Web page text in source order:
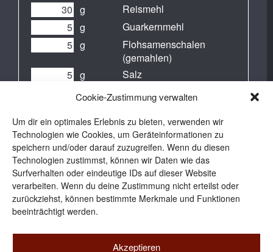
Cookie-Zustimmung verwalten
Um dir ein optimales Erlebnis zu bieten, verwenden wir
Technologien wie Cookies, um Geräteinformationen zu
speichern und/oder darauf zuzugreifen. Wenn du diesen
Technologien zustimmst, können wir Daten wie das
Surfverhalten oder eindeutige IDs auf dieser Website
verarbeiten. Wenn du deine Zustimmung nicht erteilst oder
zurückziehst, können bestimmte Merkmale und Funktionen
beeinträchtigt werden.
Akzeptieren
g
Reismehl
g
Guarkernmehl
g
Flohsamenschalen
(gemahlen)
g
Salz
g
BallastoMaxx
g
Öl
Ei